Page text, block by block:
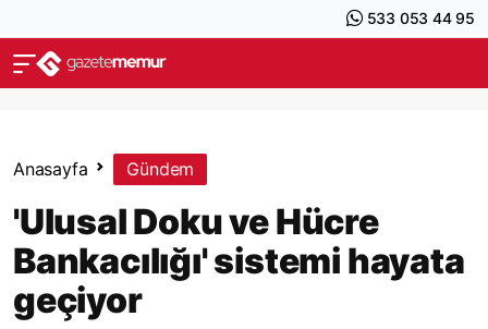
533 053 44 95
Anasayfa Gündem
'Ulusal Doku ve Hücre
Bankacılığı' sistemi hayata
geçiyor